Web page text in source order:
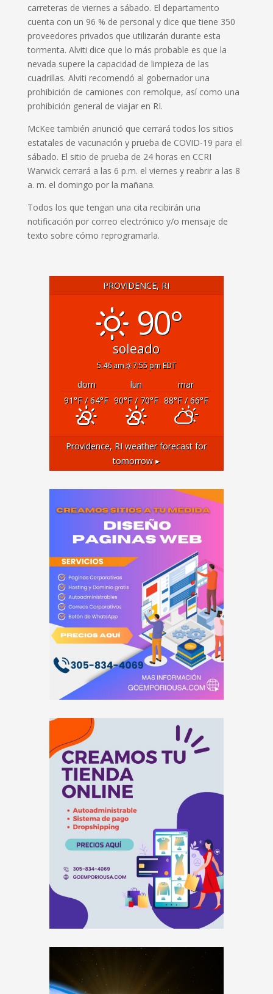
carreteras de viernes a sábado. El departamento
cuenta con un 96 % de personal y dice que tiene 350
proveedores privados que utilizarán durante esta
tormenta. Alviti dice que lo más probable es que la
nevada supere la capacidad de limpieza de las
cuadrillas. Alviti recomendó al gobernador una
prohibición de camiones con remolque, así como una
prohibición general de viajar en RI.
McKee también anunció que cerrará todos los sitios
estatales de vacunación y prueba de COVID-19 para el
sábado. El sitio de prueba de 24 horas en CCRI
Warwick cerrará a las 6 p.m. el viernes y reabrir a las 8
a. m. el domingo por la mañana.
Todos los que tengan una cita recibirán una
notificación por correo electrónico y/o mensaje de
texto sobre cómo reprogramarla.
PROVIDENCE, RI
90°
soleado
5:46 am 7:55 pm EDT
dom lun
mar
91°F/ 64°F 90°F/ 70°F 88°F/ 66°F
Providence, RI weather forecast for
tomorrow ▸